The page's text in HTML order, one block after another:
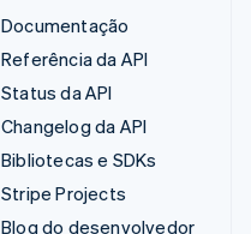
Documentação
Referência da API
Status da API
Changelog da API
Bibliotecas e SDKs
Stripe Projects
Blog do desenvolvedor